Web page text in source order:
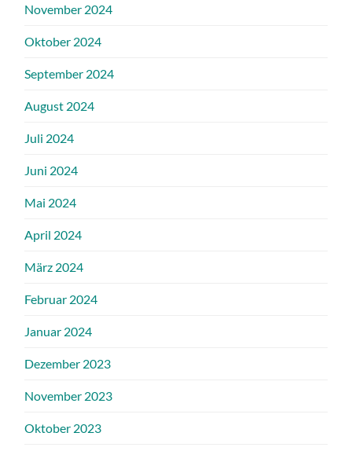
November 2024
Oktober 2024
September 2024
August 2024
Juli 2024
Juni 2024
Mai 2024
April 2024
März 2024
Februar 2024
Januar 2024
Dezember 2023
November 2023
Oktober 2023